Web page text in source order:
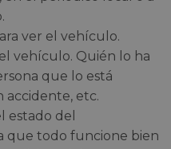
ver el vehículo.
vehículo. Quién lo ha
que lo está
accidente, etc.
estado del
que todo funcione bien